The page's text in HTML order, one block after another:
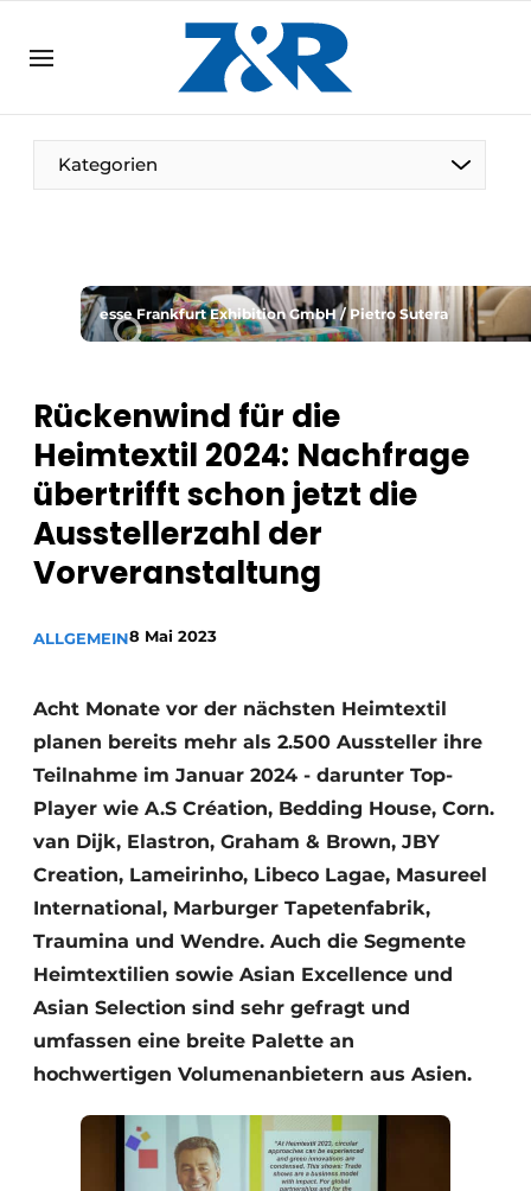
DE EN
DE
Kategorien
esse Frankfurt Exhibition GmbH / Pietro Sutera
Rückenwind für die
Heimtextil 2024: Nachfrage
übertrifft schon jetzt die
Ausstellerzahl der
Vorveranstaltung
ALLGEMEIN8 Mai 2023
Acht Monate vor der nächsten Heimtextil
planen bereits mehr als 2.500 Aussteller ihre
Teilnahme im Januar 2024 - darunter Top-
Player wie A.S Création, Bedding House, Corn.
van Dijk, Elastron, Graham & Brown, JBY
Creation, Lameirinho, Libeco Lagae, Masureel
International, Marburger Tapetenfabrik,
Traumina und Wendre. Auch die Segmente
Heimtextilien sowie Asian Excellence und
Asian Selection sind sehr gefragt und
umfassen eine breite Palette an
hochwertigen Volumenanbietern aus Asien.